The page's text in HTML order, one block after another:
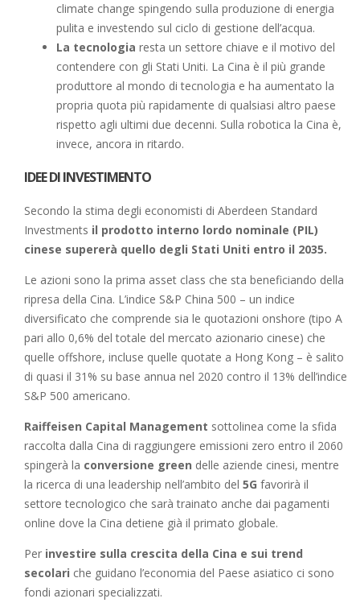
climate change spingendo sulla produzione di energia
pulita e investendo sul ciclo di gestione dell’acqua.
La tecnologia resta un settore chiave e il motivo del
contendere con gli Stati Uniti. La Cina è il più grande
produttore al mondo di tecnologia e ha aumentato la
propria quota più rapidamente di qualsiasi altro paese
rispetto agli ultimi due decenni. Sulla robotica la Cina è,
invece, ancora in ritardo.
IDEE DI INVESTIMENTO
Secondo la stima degli economisti di Aberdeen Standard
Investments il prodotto interno lordo nominale (PIL)
cinese supererà quello degli Stati Uniti entro il 2035.
Le azioni sono la prima asset class che sta beneficiando della
ripresa della Cina. L’indice S&P China 500 – un indice
diversificato che comprende sia le quotazioni onshore (tipo A
pari allo 0,6% del totale del mercato azionario cinese) che
quelle offshore, incluse quelle quotate a Hong Kong – è salito
di quasi il 31% su base annua nel 2020 contro il 13% dell’indice
S&P 500 americano.
Raiffeisen Capital Management sottolinea come la sfida
raccolta dalla Cina di raggiungere emissioni zero entro il 2060
spingerà la conversione green delle aziende cinesi, mentre
la ricerca di una leadership nell’ambito del 5G favorirà il
settore tecnologico che sarà trainato anche dai pagamenti
online dove la Cina detiene già il primato globale.
Per investire sulla crescita della Cina e sui trend
secolari che guidano l’economia del Paese asiatico ci sono
fondi azionari specializzati.